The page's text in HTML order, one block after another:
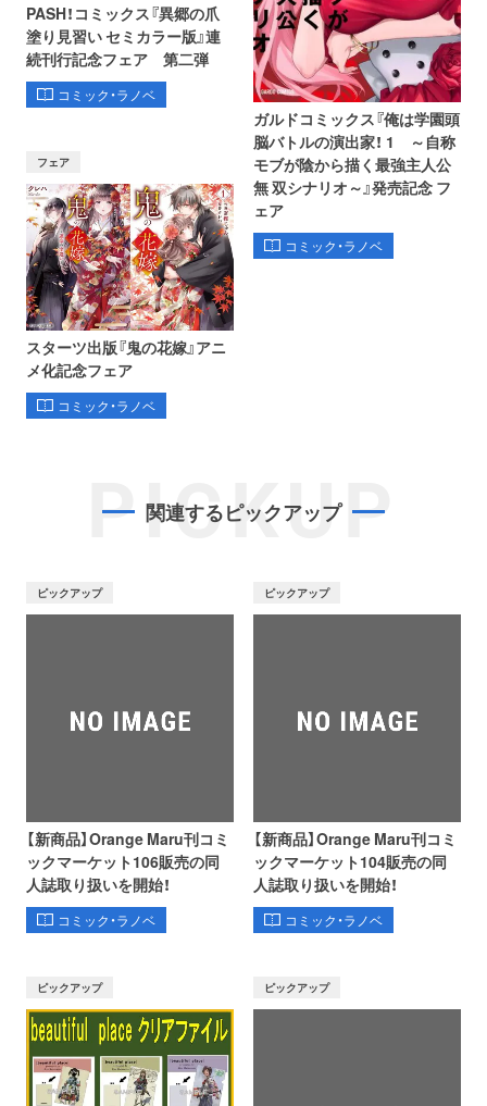
PASH！コミックス『異郷の爪
塗り見習い セミカラー版』連
続刊行記念フェア 第二弾
コミック・ラノベ
フェア
スターツ出版『鬼の花嫁』アニ
メ化記念フェア
コミック・ラノベ
ガルドコミックス『俺は学園頭
脳バトルの演出家！ 1 ～自称
モブが陰から描く最強主人公
無 双シナリオ～』発売記念 フ
ェア
コミック・ラノベ
PICKUP
関連するピックアップ
ピックアップ
【新商品】Orange Maru刊コミ
ックマーケット106販売の同
人誌取り扱いを開始！
コミック・ラノベ
ピックアップ
【新商品】Orange Maru刊コミ
ックマーケット104販売の同
人誌取り扱いを開始！
コミック・ラノベ
ピックアップ ピックアップ